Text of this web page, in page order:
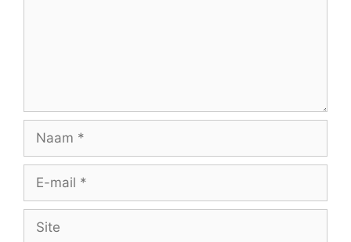
Naam
Site